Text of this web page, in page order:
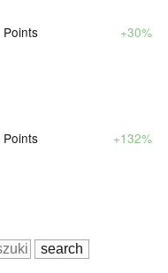
Points +30%
Points +132%